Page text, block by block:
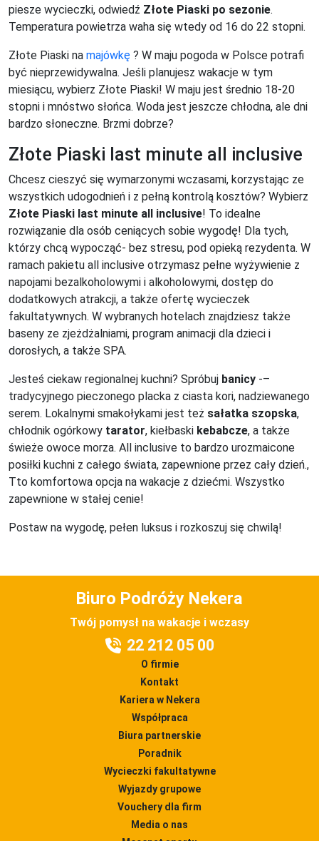
piesze wycieczki, odwiedź Złote Piaski po sezonie.
Temperatura powietrza waha się wtedy od 16 do 22 stopni.
Złote Piaski na majówkę ? W maju pogoda w Polsce potrafi
być nieprzewidywalna. Jeśli planujesz wakacje w tym
miesiącu, wybierz Złote Piaski! W maju jest średnio 18-20
stopni i mnóstwo słońca. Woda jest jeszcze chłodna, ale dni
bardzo słoneczne. Brzmi dobrze?
Złote Piaski last minute all inclusive
Chcesz cieszyć się wymarzonymi wczasami, korzystając ze
wszystkich udogodnień i z pełną kontrolą kosztów? Wybierz
Złote Piaski last minute all inclusive! To idealne
rozwiązanie dla osób ceniących sobie wygodę! Dla tych,
którzy chcą wypocząć- bez stresu, pod opieką rezydenta. W
ramach pakietu all inclusive otrzymasz pełne wyżywienie z
napojami bezalkoholowymi i alkoholowymi, dostęp do
dodatkowych atrakcji, a także ofertę wycieczek
fakultatywnych. W wybranych hotelach znajdziesz także
baseny ze zjeżdżalniami, program animacji dla dzieci i
dorosłych, a także SPA.
Jesteś ciekaw regionalnej kuchni? Spróbuj banicy -–
tradycyjnego pieczonego placka z ciasta kori, nadziewanego
serem. Lokalnymi smakołykami jest też sałatka szopska,
chłodnik ogórkowy tarator, kiełbaski kebabcze, a także
świeże owoce morza. All inclusive to bardzo urozmaicone
posiłki kuchni z całego świata, zapewnione przez cały dzień.,
Tto komfortowa opcja na wakacje z dziećmi. Wszystko
zapewnione w stałej cenie!
Postaw na wygodę, pełen luksus i rozkoszuj się chwilą!
Biuro Podróży Nekera
Twój pomysł na wakacje i wczasy
22 212 05 00
O firmie
Kontakt
Kariera w Nekera
Współpraca
Biura partnerskie
Poradnik
Wycieczki fakultatywne
Wyjazdy grupowe
Vouchery dla firm
Media o nas